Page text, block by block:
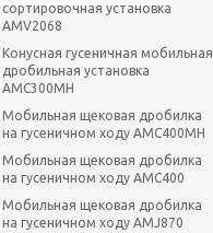
сортировочная установка
AMV2068
Конусная гусеничная мобильная
дробильная установка
AMC300MH
Мобильная щековая дробилка
на гусеничном ходу AMC400MH
Мобильная щековая дробилка
на гусеничном ходу AMC400
Мобильная щековая дробилка
на гусеничном ходу AMJ870